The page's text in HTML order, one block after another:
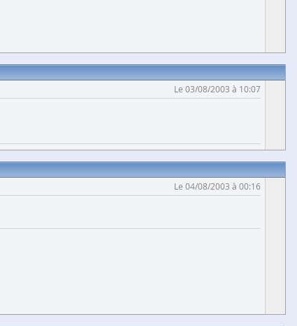
Le 03/08/2003 à 10:07
Le 04/08/2003 à 00:16